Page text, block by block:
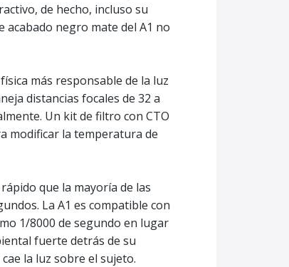
de hecho, incluso su
acabado negro mate del A1 no
más responsable de la luz
distancias focales de 32 a
Un kit de filtro con CTO
modificar la temperatura de
que la mayoría de las
La A1 es compatible con
1/8000 de segundo en lugar
fuerte detrás de su
la luz sobre el sujeto.